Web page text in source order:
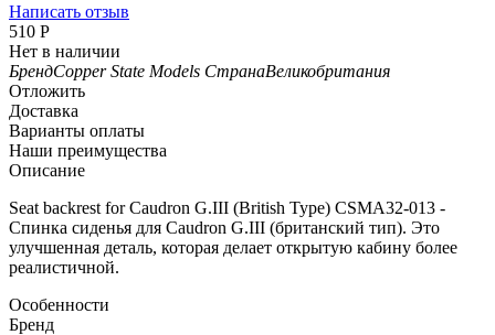
Написать отзыв
‍510‍ Р
Нет в наличии
БрендCopper State Models СтранаВеликобритания
Отложить
Доставка
Варианты оплаты
Наши преимущества
Описание
Seat backrest for Caudron G.III (British Type) CSMA32-013 -
Спинка сиденья для Caudron G.III (британский тип). Это
улучшенная деталь, которая делает открытую кабину более
реалистичной.
Особенности
Бренд